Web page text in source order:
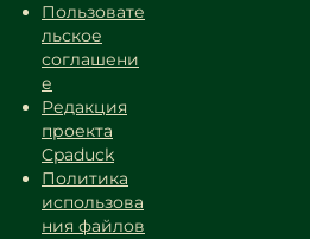
Пользовате
льское
соглашени
е
Редакция
проекта
Cpaduck
Политика
использова
ния файлов